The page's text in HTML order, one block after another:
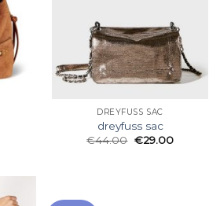
DREYFUSS SAC
dreyfuss sac
€44.00 €29.00